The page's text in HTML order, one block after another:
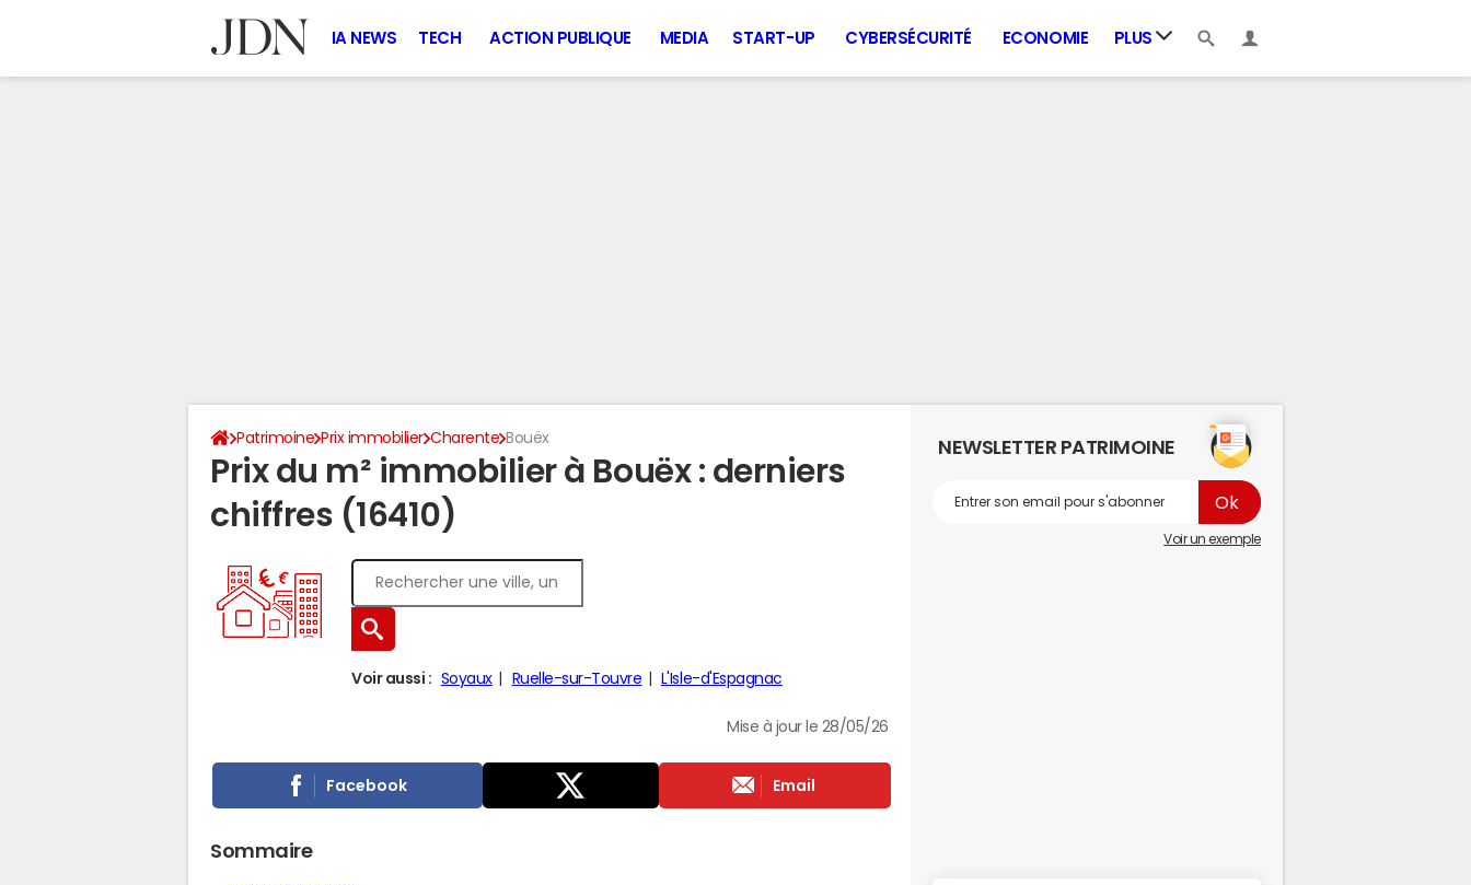
IA NEWS TECH ACTION PUBLIQUE MEDIA START-UP CYBERSÉCURITÉ ECONOMIE PLUS
Patrimoine Prix immobilier Charente Bouëx
Prix du m² immobilier à Bouëx : derniers
chiffres (16410)
Voir aussi : Soyaux Ruelle-sur-Touvre L'Isle-d'Espagnac
Mise à jour le 28/05/26
Facebook Email
Sommaire
NEWSLETTER PATRIMOINE
Voir un exemple